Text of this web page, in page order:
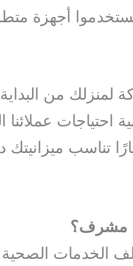
أجهزة
لمنزلك من
احتياجات
ميزانيتك
مشرف؟
الصحية